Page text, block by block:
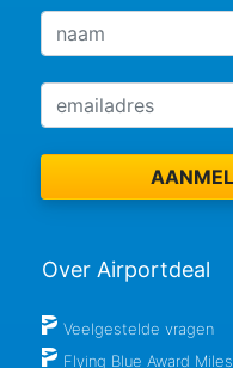
Over Airportdeal
Veelgestelde vragen
Flying Blue Award Miles